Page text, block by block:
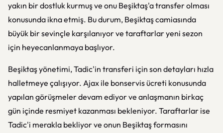
yakın bir dostluk kurmuş ve onu Beşiktaş'a transfer olması
konusunda ikna etmiş. Bu durum, Beşiktaş camiasında
büyük bir sevinçle karşılanıyor ve taraftarlar yeni sezon
için heyecanlanmaya başlıyor.
Beşiktaş yönetimi, Tadic'in transferi için son detayları hızla
halletmeye çalışıyor. Ajax ile bonservis ücreti konusunda
yapılan görüşmeler devam ediyor ve anlaşmanın birkaç
gün içinde resmiyet kazanması bekleniyor. Taraftarlar ise
Tadic'i merakla bekliyor ve onun Beşiktaş formasını